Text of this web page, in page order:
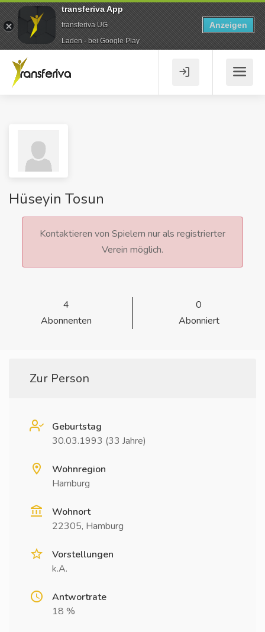
Hüseyin Tosun
Kontaktieren von Spielern nur als registrierter
Verein möglich.
4
Abonnenten
0
Abonniert
Zur Person
Geburtstag
30.03.1993 (33 Jahre)
Wohnregion
Hamburg
Wohnort
22305, Hamburg
Vorstellungen
k.A.
Antwortrate
18 %
transferiva App
transferiva UG
Laden - bei Google Play
Anzeigen